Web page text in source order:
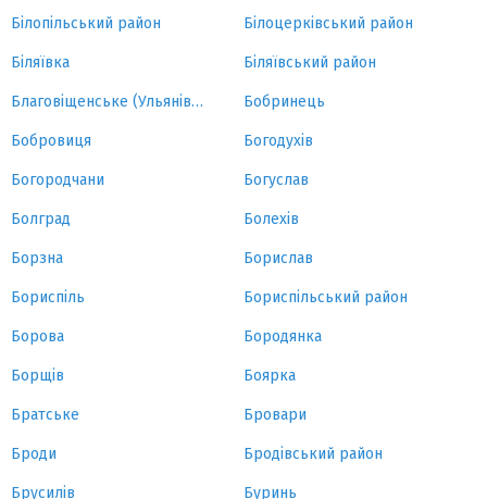
Білопільський район Білоцерківський район
Біляївка Біляївський район
Благовіщенське (Ульянівка) Бобринець
Бобровиця Богодухів
Богородчани Богуслав
Болград Болехів
Борзна Борислав
Бориспіль Бориспільський район
Борова Бородянка
Борщів Боярка
Братське Бровари
Броди Бродівський район
Брусилів Буринь